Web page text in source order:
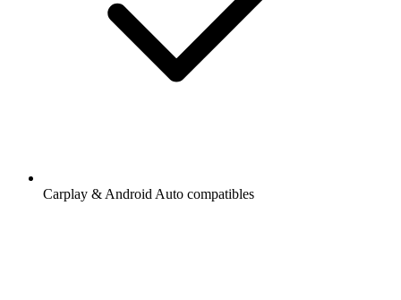
Carplay & Android Auto compatibles